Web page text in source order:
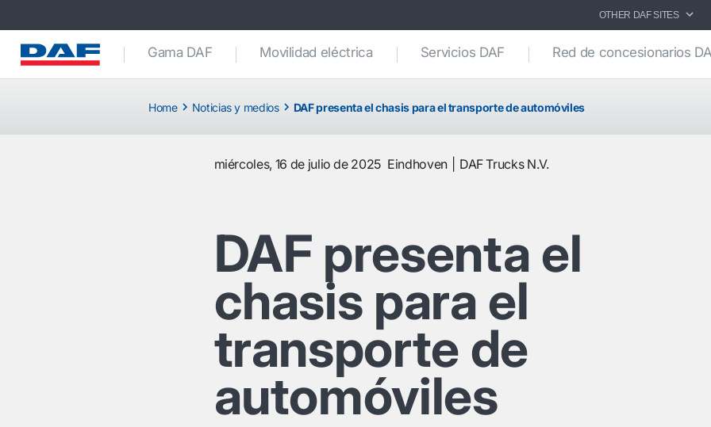
OTHER DAF SITES
Gama DAF Movilidad eléctrica Servicios DAF Red de concesionarios
Home Noticias y medios DAF presenta el chasis para el transporte de automóviles
miércoles, 16 de julio de 2025 Eindhoven DAF Trucks N.V.
DAF presenta el
chasis para el
transporte de
automóviles